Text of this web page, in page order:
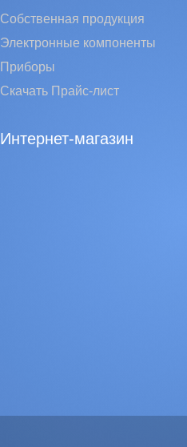
Собственная продукция
Электронные компоненты
Приборы
Скачать Прайс-лист
Интернет-магазин